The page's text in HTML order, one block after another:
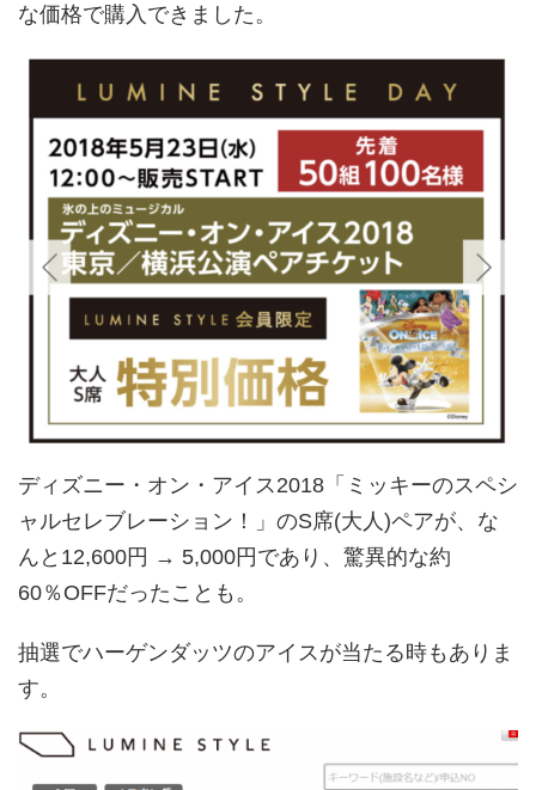
な価格で購入できました。
ディズニー・オン・アイス2018「ミッキーのスペシ
ャルセレブレーション！」のS席(大人)ペアが、な
んと12,600円 → 5,000円であり、驚異的な約
60％OFFだったことも。
抽選でハーゲンダッツのアイスが当たる時もありま
す。